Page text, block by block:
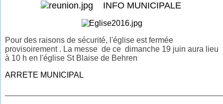
INFO MUNICIPALE
Pour des raisons de sécurité, l'église est fermée
provisoirement . La messe de ce dimanche 19 juin aura lieu
à 10 h en l'église St Blaise de Behren
ARRETE MUNICIPAL